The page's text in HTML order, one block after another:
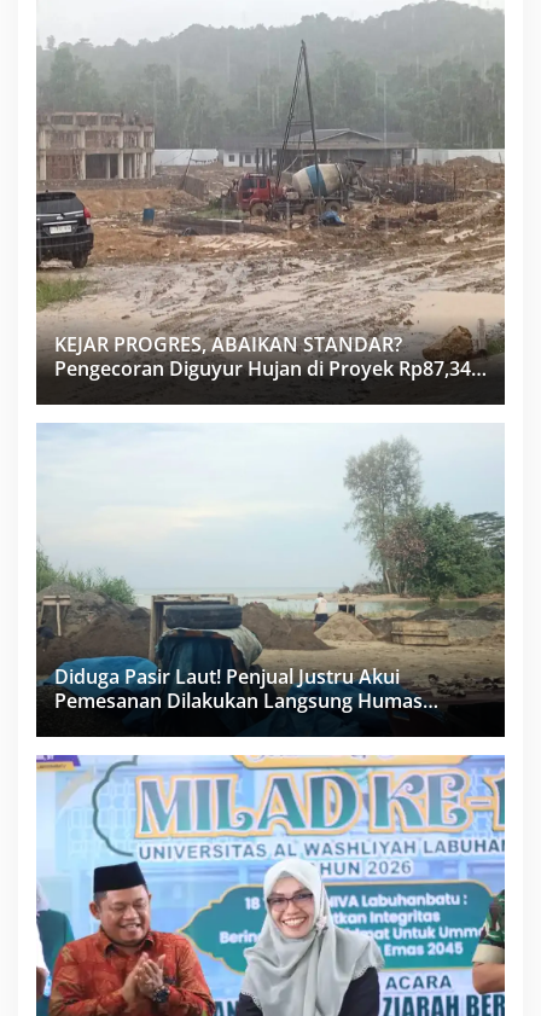
KEJAR PROGRES, ABAIKAN STANDAR?
Pengecoran Diguyur Hujan di Proyek Rp87,34
Miliar Sukma Nias, Konsultan, Pengawas dan
PPK Bungkam
Diduga Pasir Laut! Penjual Justru Akui
Pemesanan Dilakukan Langsung Humas